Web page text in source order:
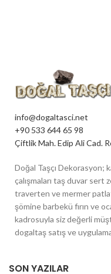
info@dogaltasci.net
+90 533 644 65 98
Çiftlik Mah. Edip Ali Cad.
Doğal Taşçı Dekorasyon;
çalışmaları taş duvar sert
traverten ve mermer
şömine barbekü fırın ve
kadrosuyla siz değerli
dogaltaş satış ve
SON YAZILAR